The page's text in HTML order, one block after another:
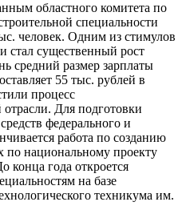
областного комитета по
специальности
человек. Одним из стимулов
стал существенный рост
средний размер зарплаты
55 тыс. рублей в
процесс
Для подготовки
федерального и
работа по созданию
по национальному проекту
года откроется
на базе
техникума им.